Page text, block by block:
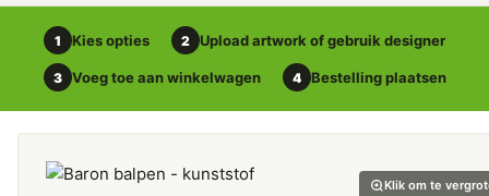
1 Kies opties 2 Upload artwork of gebruik designer
3 Voeg toe aan winkelwagen 4 Bestelling plaatsen
Klik om te